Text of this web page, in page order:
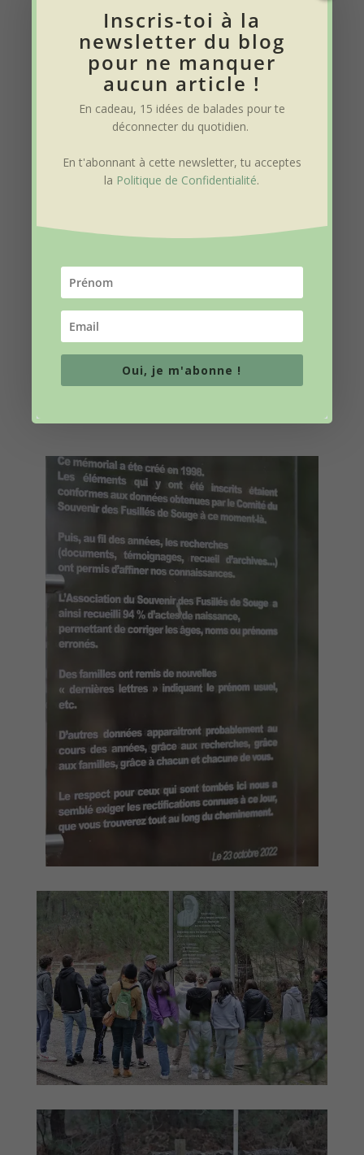
– La défaite des Allemands lors de la
bataille de Stalingrad.
– L’instauration du Service du Travail
Obligatoire (STO).
Avec un fort besoin de main d’œuvre,
l’année 1943 marque un tournant dans
les décisions politiques allemandes. Le
des « fusillables » évolue en «
motifs raciaux, politiques, mœurs et
actes de Résistance, s’accélère.
– L’unification de la Résistance par
Jean Moulin.
Inscris-toi à la
newsletter du blog
pour ne manquer
aucun article !
En cadeau, 15 idées de balades pour te
déconnecter du quotidien.
En t'abonnant à cette newsletter, tu acceptes
la Politique de Confidentialité.
Oui, je m'abonne !